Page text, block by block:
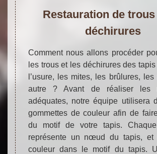
Restauration de trous
déchirures
Comment nous allons procéder
les trous et les déchirures des
l’usure, les mites, les brûlures,
autre ? Avant de réaliser les
adéquates, notre équipe utilisera
gommettes de couleur afin de
du motif de votre tapis. Chaque
représente un nœud du tapis, et
couleur dans le motif du tapis.